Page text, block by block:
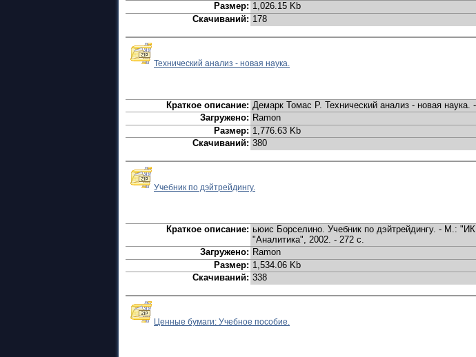
Размер: 1,026.15 Kb
Скачиваний: 178
Технический анализ - новая наука.
Краткое описание: Демарк Томас Р. Технический анализ - новая наука. -
Загружено: Ramon
Размер: 1,776.63 Kb
Скачиваний: 380
Учебник по дэйтрейдингу.
Краткое описание: ьюис Борселино. Учебник по дэйтрейдингу. - М.: "ИК
"Аналитика", 2002. - 272 с.
Загружено: Ramon
Размер: 1,534.06 Kb
Скачиваний: 338
Ценные бумаги: Учебное пособие.